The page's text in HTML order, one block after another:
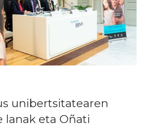
unibertsitatearen
lanak eta Oñati